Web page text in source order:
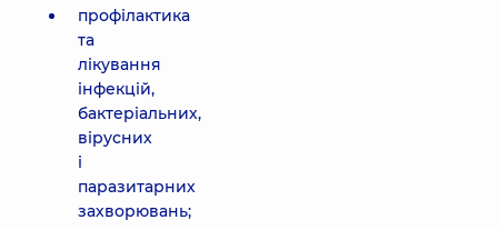
профілактика
та
лікування
інфекцій,
бактеріальних,
вірусних
і
паразитарних
захворювань;